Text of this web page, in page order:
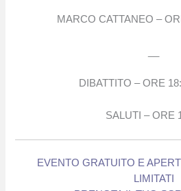
MARCO CATTANEO –
DIBATTITO – ORE
SALUTI – ORE
EVENTO GRATUITO E
LIMITATI